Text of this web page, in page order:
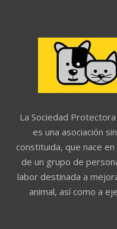
La Sociedad
es una asociación
constituida, que nace
de un grupo de
labor destinada a
animal, así como a